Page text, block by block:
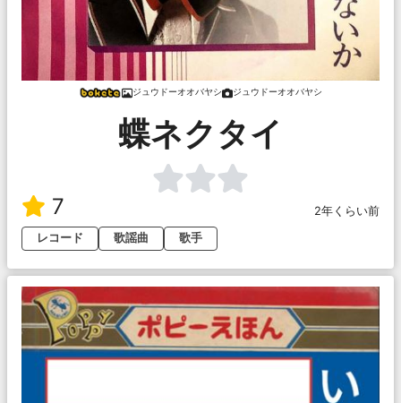
ジュウドーオオバヤシ ジュウドーオオバヤシ
蝶ネクタイ
7
2年くらい前
レコード
歌謡曲 歌手